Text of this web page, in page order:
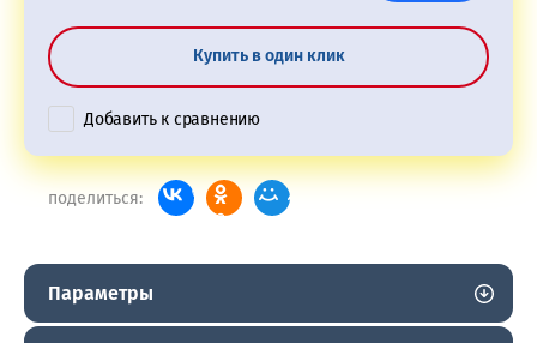
Купить в один клик
Добавить к сравнению
поделиться:
Параметры